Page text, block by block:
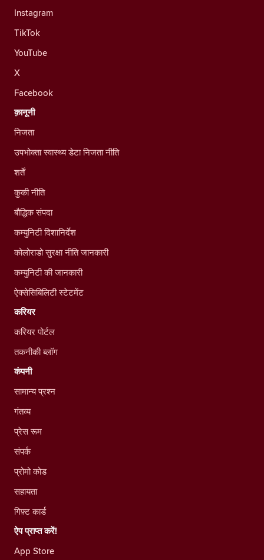
Instagram
TikTok
YouTube
X
Facebook
क़ानूनी
निजता
उपभोक्ता स्वास्थ्य डेटा निजता नीति
शर्तें
कुकी नीति
बौद्धिक संपदा
कम्युनिटी दिशानिर्देश
कोलोराडो सुरक्षा नीति जानकारी
कम्युनिटी की जानकारी
ऐक्सेसिबिलिटी स्टेटमेंट
करियर
करियर पोर्टल
तकनीकी ब्लॉग
कंपनी
सामान्य प्रश्न
गंतव्य
प्रेस रूम
संपर्क
प्रोमो कोड
सहायता
गिफ़्ट कार्ड
ऐप प्राप्त करें!
App Store